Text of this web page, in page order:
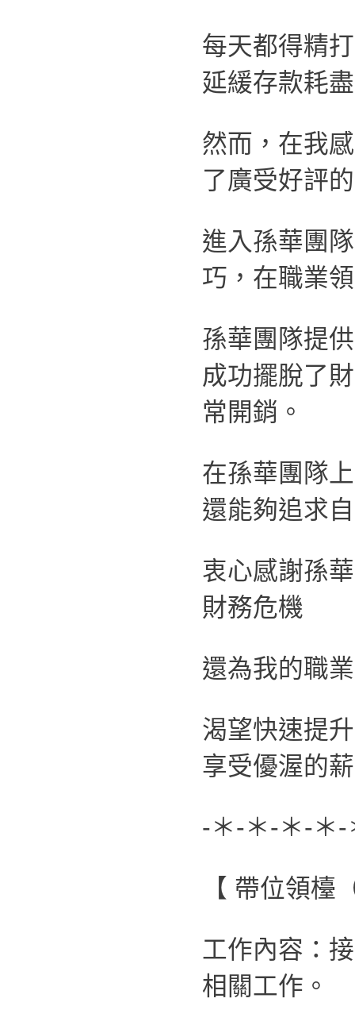
每天都得精
延緩存款耗
然而，在我
了廣受好評
進入孫華團
巧，在職業
孫華團隊提
成功擺脫了
常開銷。
在孫華團隊
還能夠追求
衷心感謝孫
財務危機
還為我的職
渴望快速提
享受優渥的
-＊-＊-＊-＊
【 帶位領檯
工作內容：
相關工作。